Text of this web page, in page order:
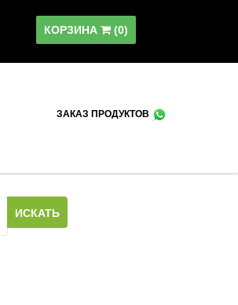
КОРЗИНА (0)
ЗАКАЗ ПРОДУКТОВ